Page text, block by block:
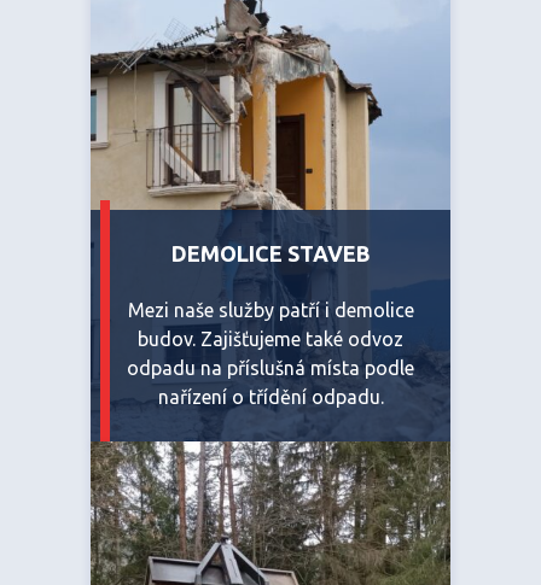
DEMOLICE STAVEB
Mezi naše služby patří i demolice
budov. Zajišťujeme také odvoz
odpadu na příslušná místa podle
nařízení o třídění odpadu.